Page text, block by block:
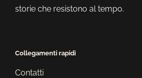
storie che resistono al tempo.
Collegamenti rapidi
Contatti